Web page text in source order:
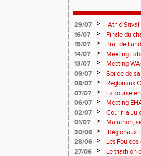
29/07 >
16/07
>
Finale du
15/07
>
Trail de
14/07
>
Meeting
13/07
>
Meeting
09/07
>
Soirée de
08/07
>
Régionaux
07/07
>
La course
Plage
06/07 >
Meeting
02/07
>
Courir la
01/07
>
Marathon,
30/06
>
Régionaux
28/06
>
Les Foulées
27/06
>
Le triathlon